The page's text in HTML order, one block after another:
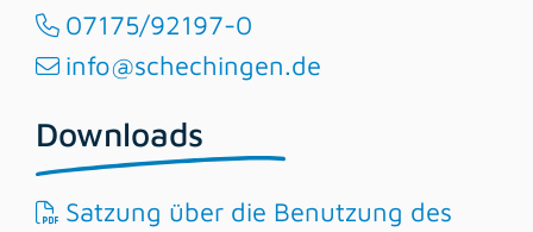
07175/92197-0
info@schechingen.de
Downloads
Satzung über die Benutzung des